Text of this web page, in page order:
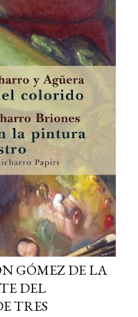
GÓMEZ DE LA
DEL
TRES